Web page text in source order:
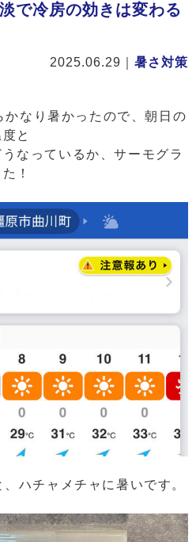
で冷房の効きは変わる
2025.06.29 暑さ対策
なり暑かったので、朝日の
と
なっているか、サーモグラ
！
ハチャメチャに暑いです。